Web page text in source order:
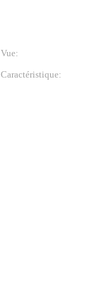
Vue:
Caractéristique: